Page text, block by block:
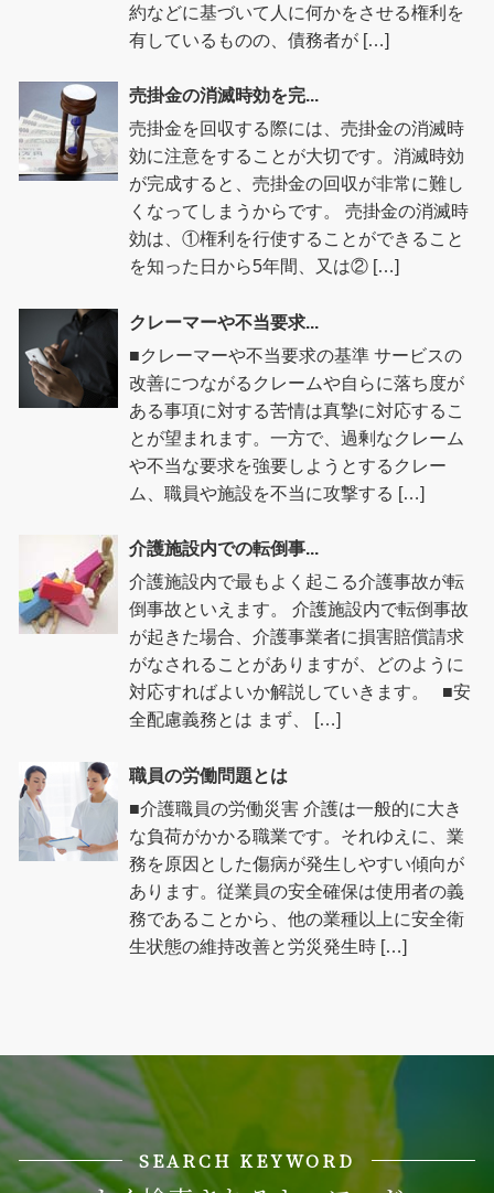
約などに基づいて人に何かをさせる権利を
有しているものの、債務者が […]
売掛金の消滅時効を完...
売掛金を回収する際には、売掛金の消滅時
効に注意をすることが大切です。消滅時効
が完成すると、売掛金の回収が非常に難し
くなってしまうからです。 売掛金の消滅時
効は、①権利を行使することができること
を知った日から5年間、又は② […]
クレーマーや不当要求...
■クレーマーや不当要求の基準 サービスの
改善につながるクレームや自らに落ち度が
ある事項に対する苦情は真摯に対応するこ
とが望まれます。一方で、過剰なクレーム
や不当な要求を強要しようとするクレー
ム、職員や施設を不当に攻撃する […]
介護施設内での転倒事...
介護施設内で最もよく起こる介護事故が転
倒事故といえます。 介護施設内で転倒事故
が起きた場合、介護事業者に損害賠償請求
がなされることがありますが、どのように
対応すればよいか解説していきます。 ■安
全配慮義務とは まず、 […]
職員の労働問題とは
■介護職員の労働災害 介護は一般的に大き
な負荷がかかる職業です。それゆえに、業
務を原因とした傷病が発生しやすい傾向が
あります。従業員の安全確保は使用者の義
務であることから、他の業種以上に安全衛
生状態の維持改善と労災発生時 […]
SEARCH KEYWORD